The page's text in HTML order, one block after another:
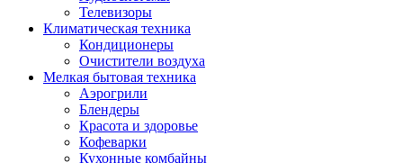
Телевизоры
Климатическая техника
Кондиционеры
Очистители воздуха
Мелкая бытовая техника
Аэрогрили
Блендеры
Красота и здоровье
Кофеварки
Кухонные комбайны